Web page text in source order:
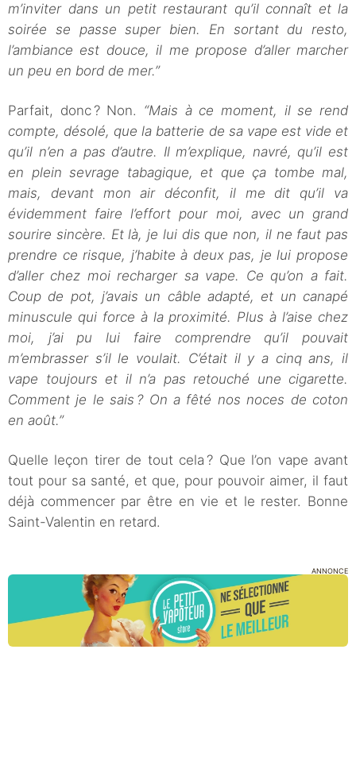
m’inviter dans un petit restaurant qu’il connaît et la
soirée se passe super bien. En sortant du resto,
l’ambiance est douce, il me propose d’aller marcher
un peu en bord de mer.”
Parfait, donc ? Non. “Mais à ce moment, il se rend
compte, désolé, que la batterie de sa vape est vide et
qu’il n’en a pas d’autre. Il m’explique, navré, qu’il est
en plein sevrage tabagique, et que ça tombe mal,
mais, devant mon air déconfit, il me dit qu’il va
évidemment faire l’effort pour moi, avec un grand
sourire sincère. Et là, je lui dis que non, il ne faut pas
prendre ce risque, j’habite à deux pas, je lui propose
d’aller chez moi recharger sa vape. Ce qu’on a fait.
Coup de pot, j’avais un câble adapté, et un canapé
minuscule qui force à la proximité. Plus à l’aise chez
moi, j’ai pu lui faire comprendre qu’il pouvait
m’embrasser s’il le voulait. C’était il y a cinq ans, il
vape toujours et il n’a pas retouché une cigarette.
Comment je le sais ? On a fêté nos noces de coton
en août.”
Quelle leçon tirer de tout cela ? Que l’on vape avant
tout pour sa santé, et que, pour pouvoir aimer, il faut
déjà commencer par être en vie et le rester. Bonne
Saint-Valentin en retard.
ANNONCE